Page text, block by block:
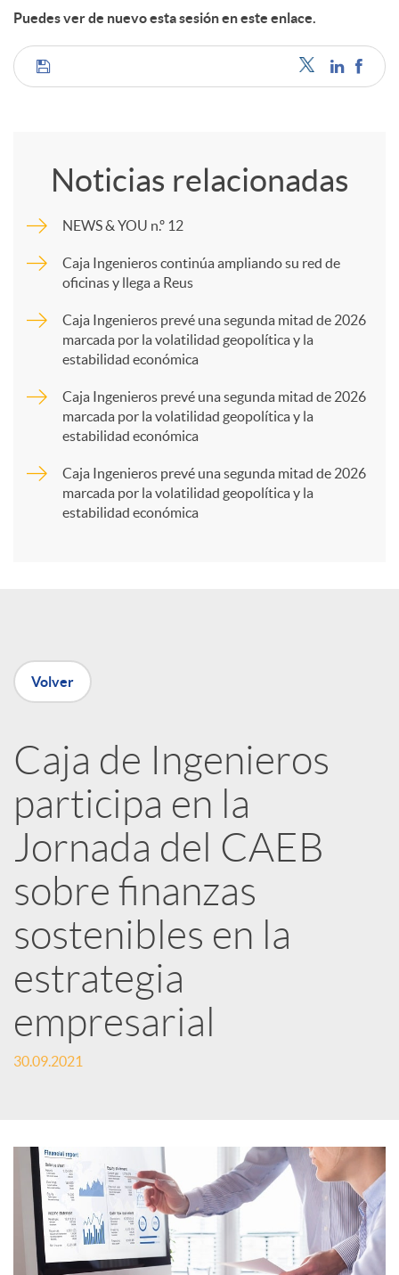
Puedes ver de nuevo esta sesión en este enlace.
C
p
a
n
e
d
e
s
S
o
Noticias relacionadas
NEWS & YOU n.º 12
Caja Ingenieros continúa ampliando su red de
oficinas y llega a Reus
Caja Ingenieros prevé una segunda mitad de 2026
marcada por la volatilidad geopolítica y la
estabilidad económica
Caja Ingenieros prevé una segunda mitad de 2026
marcada por la volatilidad geopolítica y la
estabilidad económica
Caja Ingenieros prevé una segunda mitad de 2026
marcada por la volatilidad geopolítica y la
estabilidad económica
Volver
Caja de Ingenieros
participa en la
Jornada del CAEB
sobre finanzas
sostenibles en la
estrategia
empresarial
30.09.2021